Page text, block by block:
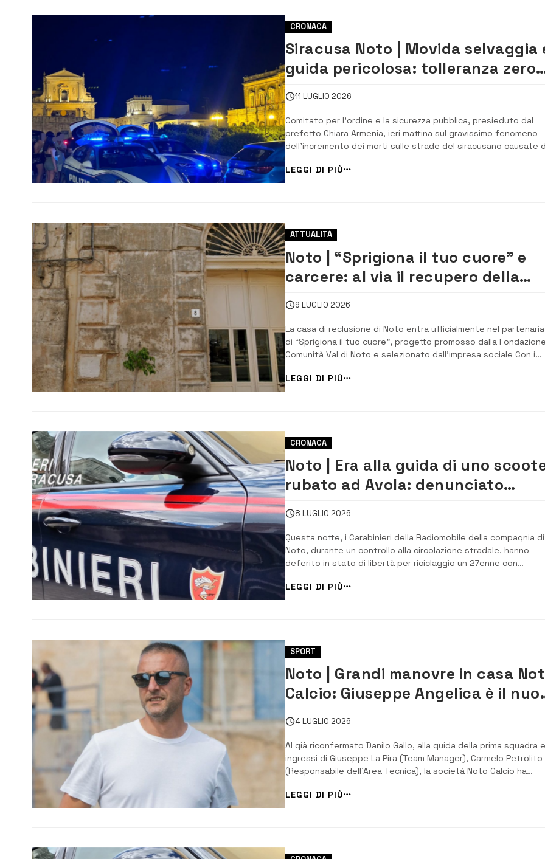
CRONACA
Siracusa Noto | Movida selvaggia
guida pericolosa: tolleranza zero
della Questura
11 LUGLIO 2026
Comitato per l’ordine e la sicurezza pubblica, presieduto dal
prefetto Chiara Armenia, ieri mattina sul gravissimo fenomeno
dell’incremento dei morti sulle strade del siracusano causate
atteggiamenti non conformi alle regole del Codice della strada.
questore Aldo Fusco, da pochi giorni insediatosi a Siracusa, ha
da subito disposto un...
LEGGI DI PIÙ
ATTUALITÀ
Noto | “Sprigiona il tuo cuore” e
carcere: al via il recupero della
cappella settecentesca
9 LUGLIO 2026
La casa di reclusione di Noto entra ufficialmente nel
di “Sprigiona il tuo cuore”, progetto promosso dalla
Comunità Val di Noto e selezionato dall’impresa sociale Con i
educativa minorile. Un ingresso ch...
LEGGI DI PIÙ
CRONACA
Noto | Era alla guida di uno
rubato ad Avola: denunciato
27enne
8 LUGLIO 2026
Questa notte, i Carabinieri della Radiomobile della compagnia di
Noto, durante un controllo alla circolazione stradale, hanno
deferito in stato di libertà per riciclaggio un 27enne con
risultato essere alla guida di un ciclomotore Piaggio Liberty
provento di un furto commesso...
LEGGI DI PIÙ
SPORT
Noto | Grandi manovre in casa
Calcio: Giuseppe Angelica è il
Ds4 LUGLIO 2026
Al già riconfermato Danilo Gallo, alla guida della prima squadra
ingressi di Giuseppe La Pira (Team Manager), Carmelo Petrolito
(Responsabile dell’Area Tecnica), la società Noto Calcio ha
Angelica, che ricoprirà il ruolo di Direttore Sportivo. Il nuovo
direttore spor...
LEGGI DI PIÙ